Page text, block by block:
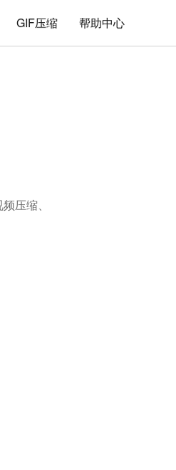
GIF压缩 帮助中心
压缩、